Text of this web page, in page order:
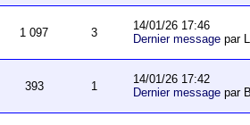
1 097 3
14/01/26 17:46
Dernier messagepar
393 1
14/01/26 17:42
Dernier messagepar